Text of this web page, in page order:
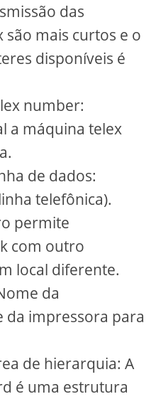
das
são mais curtos e o
disponíveis é
number:
a máquina telex
de dados:
telefônica).
permite
com outro
local diferente.
da
da impressora para
de hierarquia: A
é uma estrutura